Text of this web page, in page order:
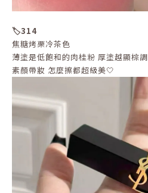
🏷️314
焦糖烤栗冷茶色
薄塗是低飽和的肉桂粉 厚塗越顯棕調
素顏帶妝 怎麼擦都超級美🤍